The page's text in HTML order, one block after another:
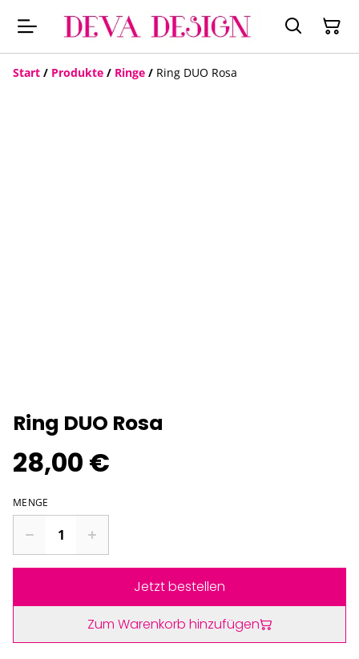
Start / Produkte / Ringe / Ring DUO Rosa
Ring DUO Rosa
28,00 €
MENGE
Jetzt bestellen
Zum Warenkorb hinzufügen